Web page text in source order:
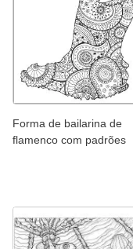
Forma de bailarina de
flamenco com padrões